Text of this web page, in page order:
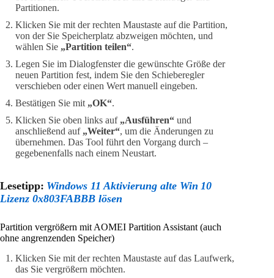
Partitionen.
Klicken Sie mit der rechten Maustaste auf die Partition,
von der Sie Speicherplatz abzweigen möchten, und
wählen Sie „Partition teilen“.
Legen Sie im Dialogfenster die gewünschte Größe der
neuen Partition fest, indem Sie den Schieberegler
verschieben oder einen Wert manuell eingeben.
Bestätigen Sie mit „OK“.
Klicken Sie oben links auf „Ausführen“ und
anschließend auf „Weiter“, um die Änderungen zu
übernehmen. Das Tool führt den Vorgang durch –
gegebenenfalls nach einem Neustart.
Lesetipp: Windows 11 Aktivierung alte Win 10
Lizenz 0x803FABBB lösen
Partition vergrößern mit AOMEI Partition Assistant (auch
ohne angrenzenden Speicher)
Klicken Sie mit der rechten Maustaste auf das Laufwerk,
das Sie vergrößern möchten.